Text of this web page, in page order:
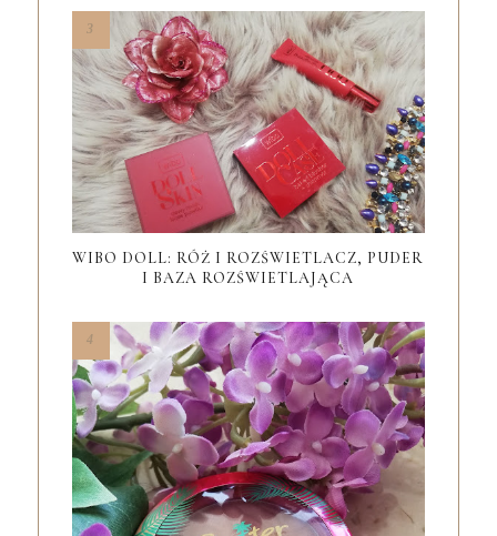
WIBO DOLL: RÓŻ I ROZŚWIETLACZ, PUDER
I BAZA ROZŚWIETLAJĄCA